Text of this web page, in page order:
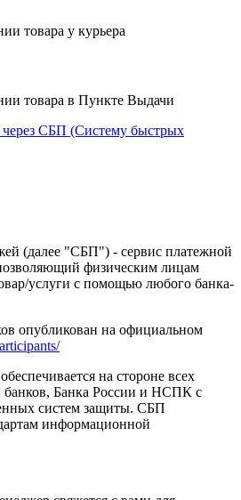
товара у курьера
товара в Пункте Выдачи
через СБП (Систему быстрых
(далее "СБП") - сервис платежной
физическим лицам
услуги с помощью любого банка-
опубликован на официальном
на стороне всех
банков, Банка России и НСПК с
систем защиты. СБП
информационной